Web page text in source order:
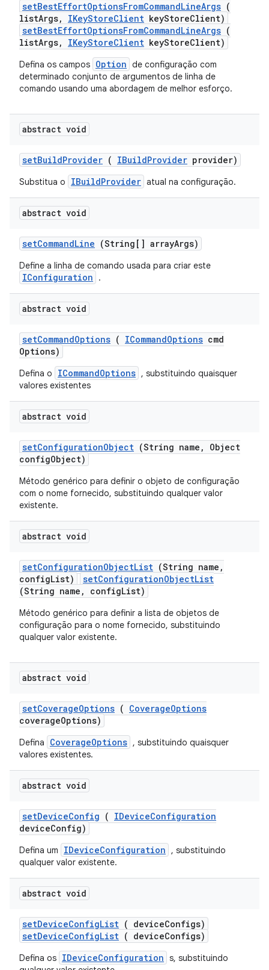
setBestEffortOptionsFromCommandLineArgs (
listArgs, IKeyStoreClient keyStoreClient)
setBestEffortOptionsFromCommandLineArgs (
listArgs, IKeyStoreClient keyStoreClient)
Defina os campos Option de configuração com
determinado conjunto de argumentos de linha de
comando usando uma abordagem de melhor esforço.
abstract void
setBuildProvider ( IBuildProvider provider)
Substitua o IBuildProvider atual na configuração.
abstract void
setCommandLine (String[] arrayArgs)
Define a linha de comando usada para criar este
IConfiguration .
abstract void
setCommandOptions ( ICommandOptions cmd
Options)
Defina o ICommandOptions , substituindo quaisquer
valores existentes
abstract void
setConfigurationObject (String name ,
Object
configObject)
Método genérico para definir o objeto de configuração
com o nome fornecido, substituindo qualquer valor
existente.
abstract void
setConfigurationObjectList (String name ,
configList)
setConfigurationObjectList
(String name, configList)
Método genérico para definir a lista de objetos de
configuração para o nome fornecido, substituindo
qualquer valor existente.
abstract void
setCoverageOptions ( CoverageOptions
coverageOptions)
Defina CoverageOptions , substituindo quaisquer
valores existentes.
abstract void
setDeviceConfig ( IDeviceConfiguration
deviceConfig)
Defina um IDeviceConfiguration
, substituindo
qualquer valor existente.
abstract void
setDeviceConfigList ( deviceConfigs)
setDeviceConfigList ( deviceConfigs)
Defina os IDeviceConfiguration s, substituindo